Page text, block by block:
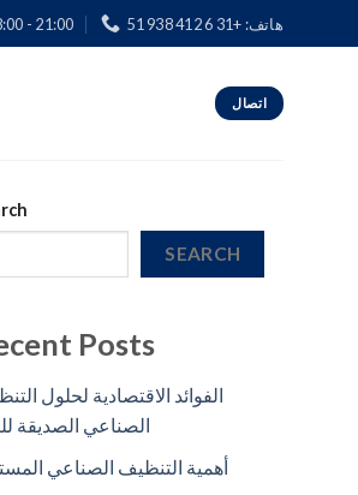
- 21:00 هاتف: +31 6 412 938 51
اتصال
SEARCH
Posts
الفوائد الاقتصادية لحلول
الصناعي الصديقة
أهمية التنظيف الصناعي